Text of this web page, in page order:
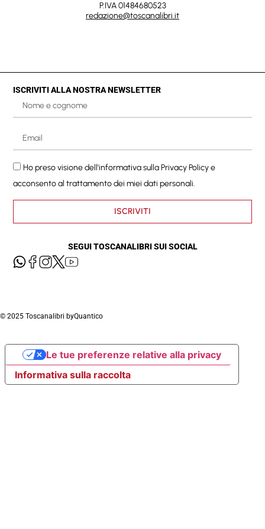
P.IVA 01484680523
redazione@toscanalibri.it
ISCRIVITI ALLA NOSTRA NEWSLETTER
Ho preso visione dell'informativa sullaPrivacy Policye
acconsento al trattamento dei miei dati personali.
ISCRIVITI
SEGUI TOSCANALIBRI SUI SOCIAL
© 2025 Toscanalibri byQuantico
Informativa sulla raccolta
Le tue preferenze relative alla privacy